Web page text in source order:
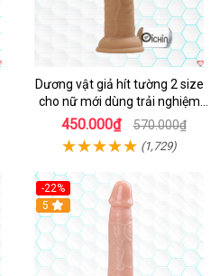
Dương vật giả hít tường 2 size
cho nữ mới dùng trải nghiệm
thật
450.000₫ 570.000₫
(1,729)
-22%
Hot
5